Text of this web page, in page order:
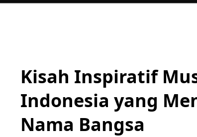
Kisah Inspiratif
Indonesia yang
Nama Bangsa